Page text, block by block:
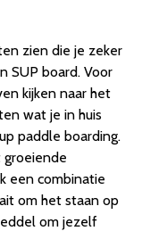
zien die je zeker
SUP board. Voor
kijken naar het
wat je in huis
paddle boarding.
een combinatie
om het staan op
om jezelf